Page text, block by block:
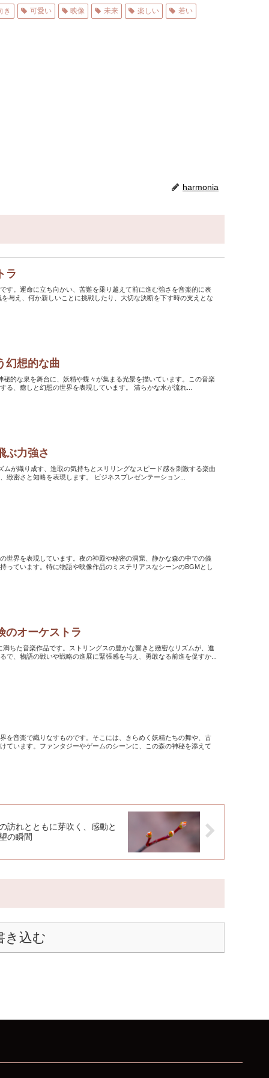
き 可愛い 映像 未来 楽しい 若い
harmonia
ラ
す。運命に立ち向かい、苦難を乗り越えて前に進む強さを音楽的に表
幻想的な曲
秘的な泉を舞台に、妖精や蝶々が集まる光景を描いています。この音楽
は、美しい自然の景色と不思議な生物たちが共存する、癒しと幻想の世界を表現しています。 清らかな水が流れ...
ぶ力強さ
が織り成す、進取の気持ちとスリリングなスピード感を刺激する楽曲
です。これはただ単に力強さを語るものではなく、緻密さと知略を表現します。 ビジネスプレゼンテーション...
世界を表現しています。夜の神殿や秘密の洞窟、静かな森の中での儀
っています。特に物語や映像作品のミステリアスなシーンのBGMとし
のオーケストラ
ちた音楽作品です。ストリングスの豊かな響きと緻密なリズムが、進
で、物語の戦いや戦略の進展に緊張感を与え、勇敢なる前進を促すか...
を音楽で織りなすものです。そこには、きらめく妖精たちの舞や、古
ています。ファンタジーやゲームのシーンに、この森の神秘を添えて
訪れとともに芽吹く、感動と
の瞬間
き込む